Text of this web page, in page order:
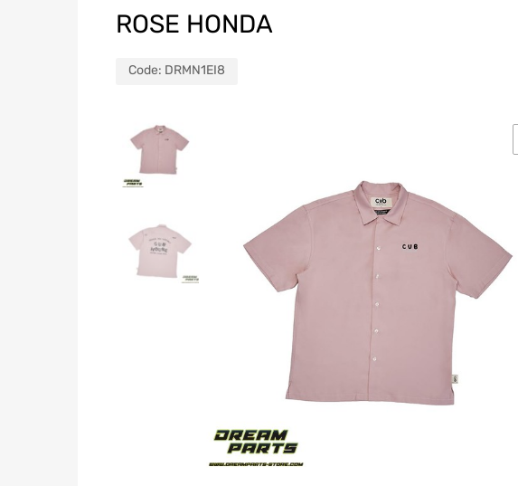
ROSE HONDA
Code: DRMN1EI8